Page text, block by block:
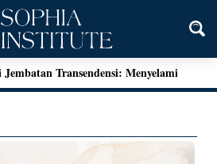
Jembatan Transendensi: Menyelami
Mulla Sadra
Kegiatan Bedah Buku Palu
dan Intuisi